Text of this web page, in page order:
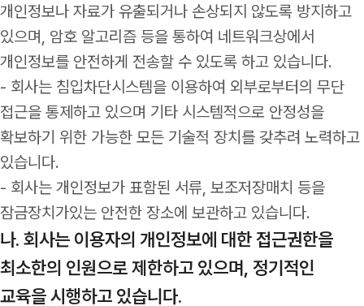
개인정보나 자료가 유출되거나 손상되지 않도록 방지하고
있으며, 암호 알고리즘 등을 통하여 네트워크상에서
개인정보를 안전하게 전송할 수 있도록 하고 있습니다.
- 회사는 침입차단시스템을 이용하여 외부로부터의 무단
접근을 통제하고 있으며 기타 시스템적으로 안정성을
확보하기 위한 가능한 모든 기술적 장치를 갖추려 노력하고
있습니다.
- 회사는 개인정보가 표함된 서류, 보조저장매치 등을
잠금장치가있는 안전한 장소에 보관하고 있습니다.
나. 회사는 이용자의 개인정보에 대한 접근권한을
최소한의 인원으로 제한하고 있으며, 정기적인
교육을 시행하고 있습니다.